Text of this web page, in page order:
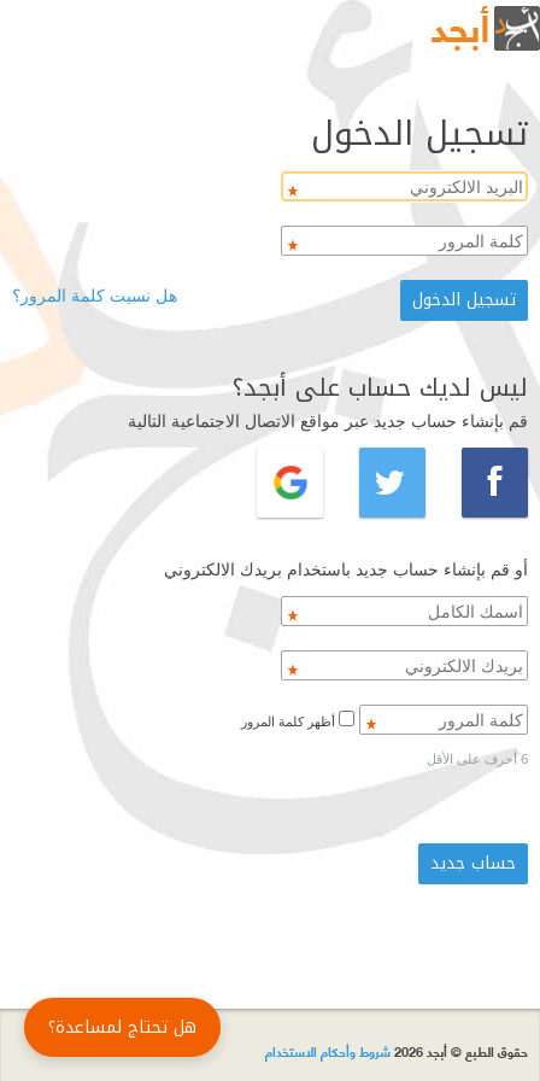
تسجيل الدخول
هل نسيت كلمة المرور؟
ليس لديك حساب على أبجد؟
قم بإنشاء حساب جديد عبر مواقع الاتصال الاجتماعية التالية
أو قم بإنشاء حساب جديد باستخدام بريدك الالكتروني
6 أحرف على الأقل
حقوق الطبع © أبجد 2026 شروط وأحكام الاستخدام
هل تحتاج لمساعدة؟